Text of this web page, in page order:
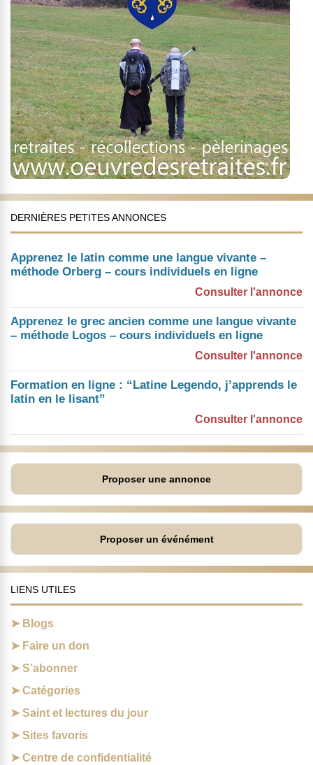
DERNIÈRES PETITES ANNONCES
Apprenez le latin comme une langue vivante –
méthode Orberg – cours individuels en ligne
Consulter l'annonce
Apprenez le grec ancien comme une langue vivante
– méthode Logos – cours individuels en ligne
Consulter l'annonce
Formation en ligne : “Latine Legendo, j’apprends le
latin en le lisant”
Consulter l'annonce
Proposer une annonce
Proposer un événément
LIENS UTILES
Blogs
Faire un don
S’abonner
Catégories
Saint et lectures du jour
Sites favoris
Centre de confidentialité